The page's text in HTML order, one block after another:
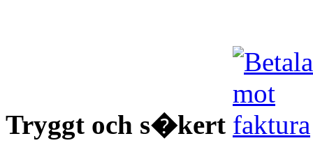
Tryggt och s�kert